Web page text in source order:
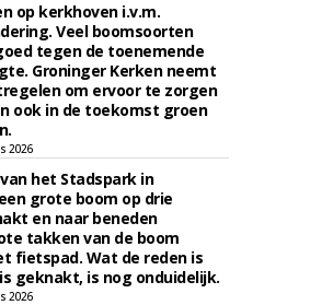
op kerkhoven i.v.m.
Veel boomsoorten
tegen de toenemende
Groninger Kerken neemt
om ervoor te zorgen
ook in de toekomst groen
2026
het Stadspark in
grote boom op drie
en naar beneden
takken van de boom
fietspad. Wat de reden is
geknakt, is nog onduidelijk.
2026